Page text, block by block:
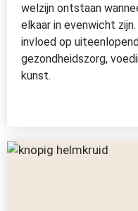
welzijn ontstaan
elkaar in evenwicht
invloed op
gezondheidszorg,
kunst.